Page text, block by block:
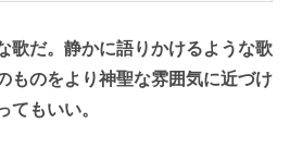
歌だ。静かに語りかけるような歌
ものをより神聖な雰囲気に近づけ
てもいい。